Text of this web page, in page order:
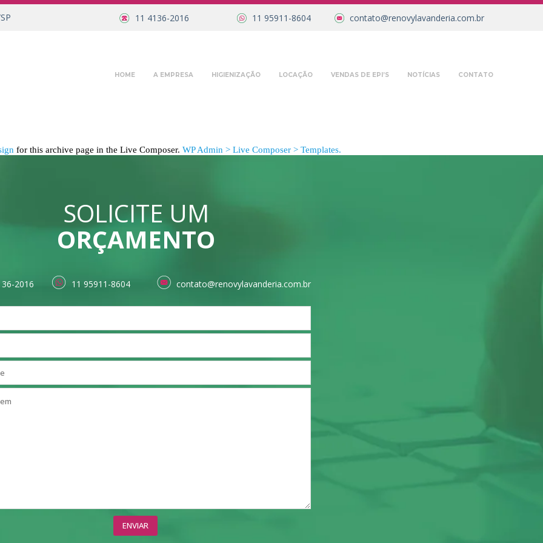
11 4136-2016 11 95911-8604 contato@renovylavanderia.com.br
HOME A EMPRESA HIGIENIZAÇÃO LOCAÇÃO VENDAS DE EPI’S NOTÍCIAS CONTATO
for this archive page in the Live Composer. WP Admin > Live Composer > Templates.
SOLICITE UM
ORÇAMENTO
2016 11 95911-8604 contato@renovylavanderia.com.br